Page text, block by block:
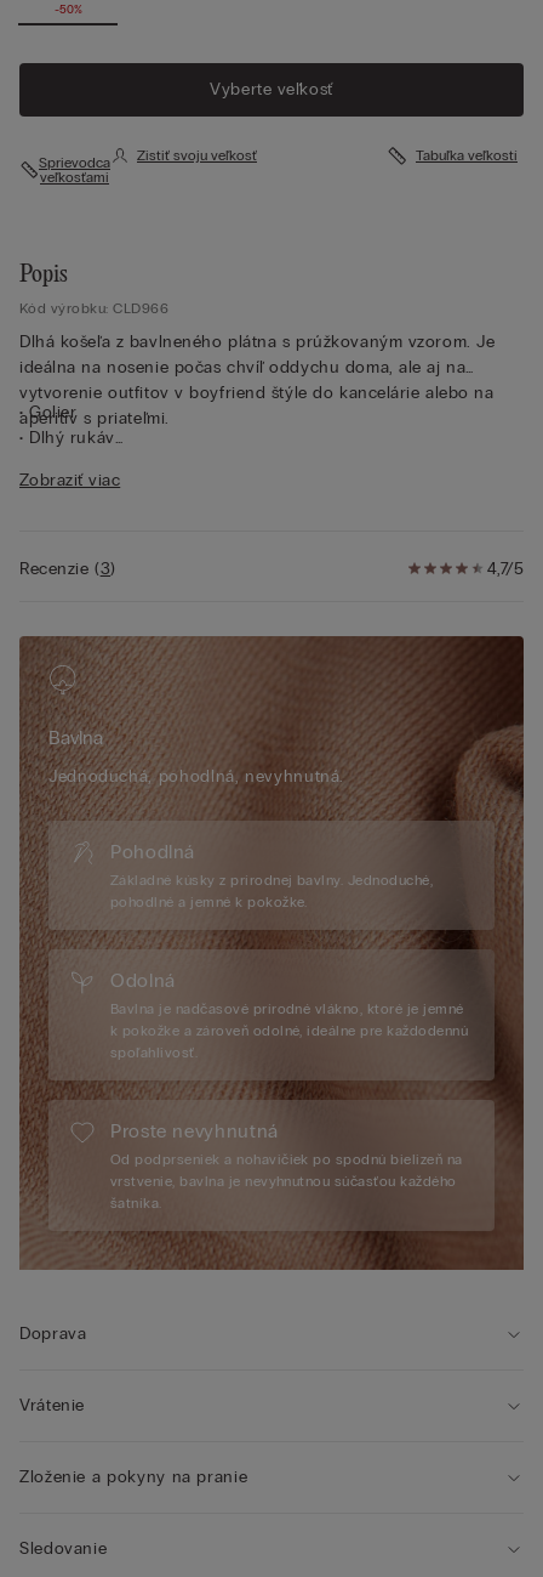
-50%
Vyberte veľkosť
Sprievodca
veľkosťami
Zistiť svoju veľkosť Tabuľka veľkostí
Popis
Kód výrobku: CLD966
Dlhá košeľa z bavlneného plátna s prúžkovaným vzorom. Je
ideálna na nosenie počas chvíľ oddychu doma, ale aj na
vytvorenie outfitov v boyfriend štýle do kancelárie alebo na
aperitív s priateľmi.
• Golier
• Dlhý rukáv
• Manžeta s gombíkom
• Modelka je vysoká 175 cm a nosí veľkosť S
Zobraziť viac
4,7/5
Recenzie(3)
Bavlna
Jednoduchá, pohodlná, nevyhnutná.
Pohodlná
Základné kúsky z prírodnej bavlny. Jednoduché,
pohodlné a jemné k pokožke.
Odolná
Bavlna je nadčasové prírodné vlákno, ktoré je jemné
k pokožke a zároveň odolné, ideálne pre každodennú
spoľahlivosť.
Proste nevyhnutná
Od podprseniek a nohavičiek po spodnú bielizeň na
vrstvenie, bavlna je nevyhnutnou súčasťou každého
šatníka.
Doprava
Vrátenie
Zloženie a pokyny na pranie
Sledovanie